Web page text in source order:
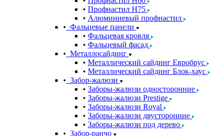
Профнастил Н75
Алюминиевый профнастил
Фальцевые панели
Фальцевая кровля
Фальцевый фасад
Металлосайдинг
Металлический сайдинг Евробрус
Металлический сайдинг Блок-хаус
Забор-жалюзи
Заборы-жалюзи односторонние
Заборы-жалюзи Prestige
Заборы-жалюзи Royal
Заборы-жалюзи двусторонние
Заборы-жалюзи под дерево
Забор-ранчо